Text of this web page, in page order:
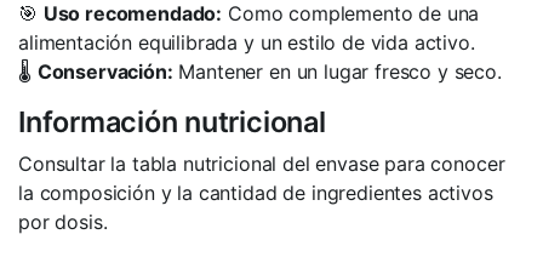
🎯 Uso recomendado: Como complemento de una
alimentación equilibrada y un estilo de vida activo.
🌡️ Conservación: Mantener en un lugar fresco y seco.
Información nutricional
Consultar la tabla nutricional del envase para conocer
la composición y la cantidad de ingredientes activos
por dosis.